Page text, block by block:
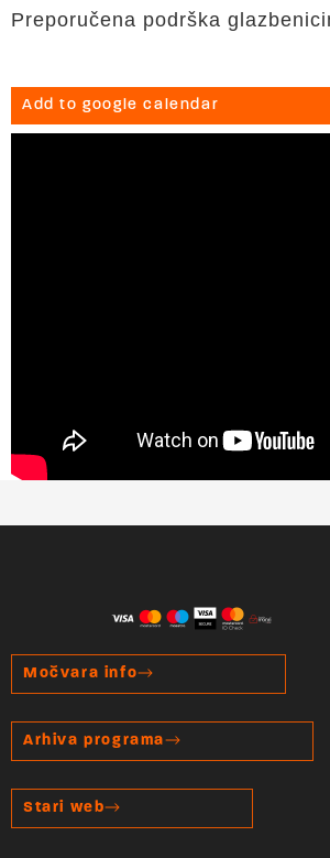
Preporučena podrška
Add to google calendar
Močvara info
Arhiva programa
Stari web